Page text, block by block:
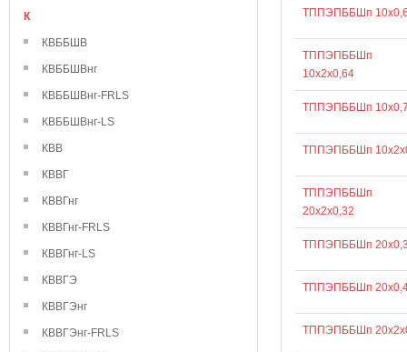
К
КВББШВ
КВББШВнг
КВББШВнг-FRLS
КВББШВнг-LS
КВВ
КВВГ
КВВГнг
КВВГнг-FRLS
КВВГнг-LS
КВВГЭ
КВВГЭнг
КВВГЭнг-FRLS
ТППЭПББШп
ТППЭПББШп
10х2х0,64
ТППЭПББШп
ТППЭПББШп
ТППЭПББШп
20х2х0,32
ТППЭПББШп
ТППЭПББШп
ТППЭПББШп